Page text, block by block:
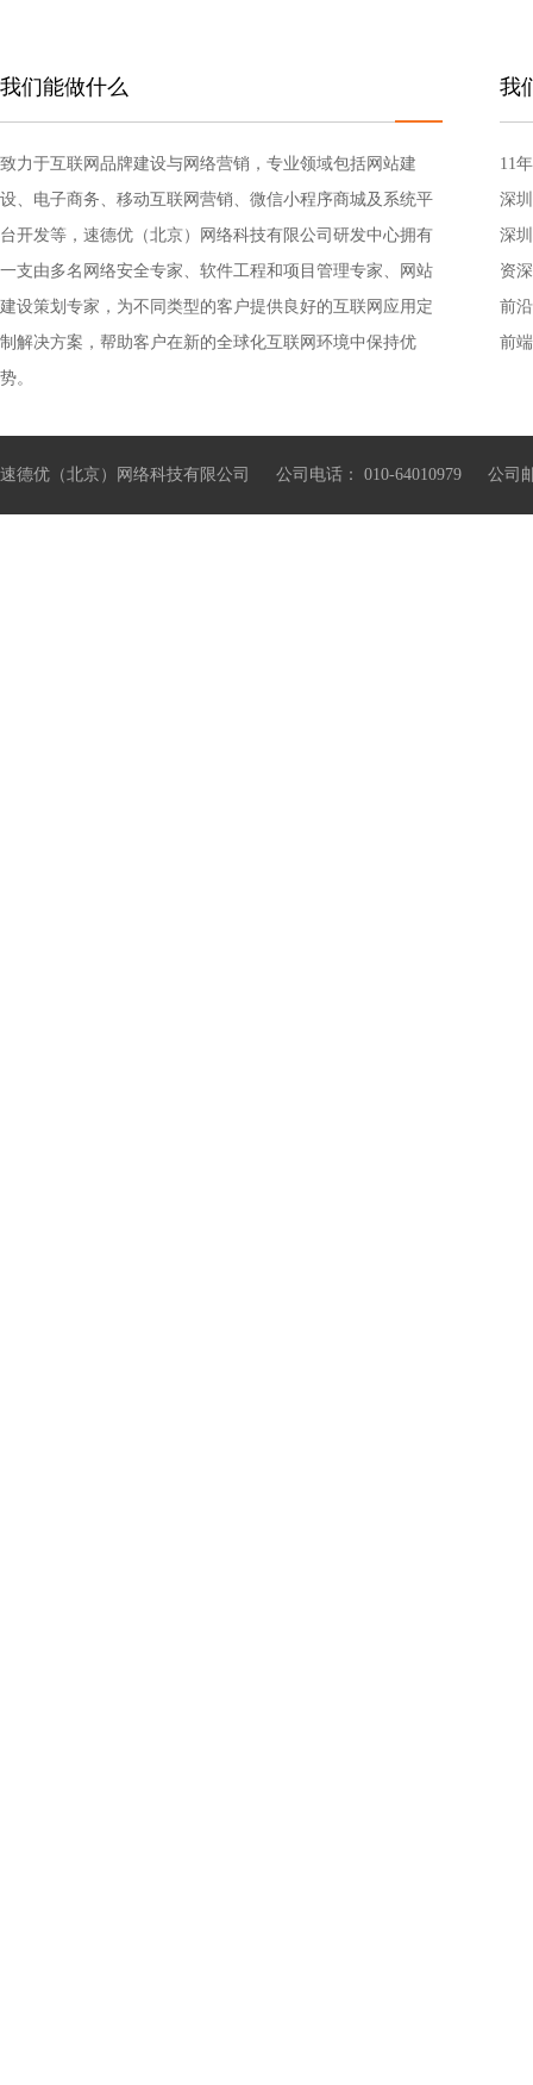
我们能做什么
致力于互联网品牌建设与网络营销，专业领域包括网站建
设、电子商务、移动互联网营销、微信小程序商城及系统平
台开发等，速德优（北京）网络科技有限公司研发中心拥有
一支由多名网络安全专家、软件工程和项目管理专家、网站
建设策划专家，为不同类型的客户提供良好的互联网应用定
制解决方案，帮助客户在新的全球化互联网环境中保持优
势。
我
11
深
深
资
前
前
速德优（北京）网络科技有限公司 公司电话： 010-64010979 公司